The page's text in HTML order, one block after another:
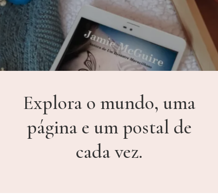
Explora o mundo, uma
página e um postal de
cada vez.